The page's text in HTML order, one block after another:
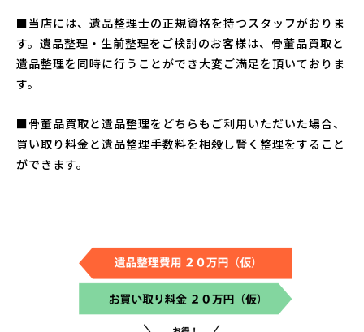
■当店には、遺品整理士の正規資格を持つスタッフがおりま
す。遺品整理・生前整理をご検討のお客様は、骨董品買取と
遺品整理を同時に行うことができ大変ご満足を頂いておりま
す。
■骨董品買取と遺品整理をどちらもご利用いただいた場合、
買い取り料金と遺品整理手数料を相殺し賢く整理をすること
ができます。